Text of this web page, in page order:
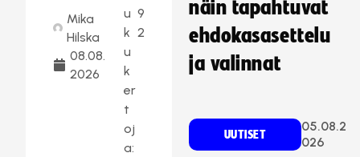
Mika
Hilska
08.08.
2026
u
k
u
k
er
t
oj
a:
9
2
näin tapahtuvat
ehdokasasettelu
ja valinnat
UUTISET
05.08.2
026